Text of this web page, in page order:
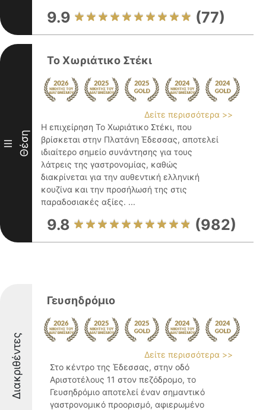
9.9 (77)
III Θέση
Το Χωριάτικο Στέκι
Δείτε περισσότερα >>
Η επιχείρηση Το Χωριάτικο Στέκι, που
βρίσκεται στην Πλατάνη Έδεσσας, αποτελεί
ιδιαίτερο σημείο συνάντησης για τους
λάτρεις της γαστρονομίας, καθώς
διακρίνεται για την αυθεντική ελληνική
κουζίνα και την προσήλωσή της στις
παραδοσιακές αξίες. ...
9.8 (982)
Διακριθέντες
Γευσηδρόμιο
Δείτε περισσότερα >>
Στο κέντρο της Έδεσσας, στην οδό
Αριστοτέλους 11 στον πεζόδρομο, το
Γευσηδρόμιο αποτελεί έναν σημαντικό
γαστρονομικό προορισμό, αφιερωμένο